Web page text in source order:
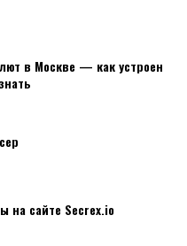
в Москве — как устроен
на сайте Secrex.io